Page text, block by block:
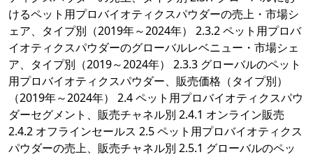
けるペット用プロバイオティクスパウダーの売上・市場シ
ェア、タイプ別（2019年～2024年） 2.3.2 ペット用プロバ
イオティクスパウダーのグローバルレベニュー・市場シェ
ア、タイプ別（2019～2024年） 2.3.3 グローバルのペット
用プロバイオティクスパウダー、販売価格（タイプ別）
（2019年～2024年） 2.4 ペット用プロバイオティクスパウ
ダーセグメント、販売チャネル別 2.4.1 オンライン販売
2.4.2 オフラインセールス 2.5 ペット用プロバイオティクス
パウダーの売上、販売チャネル別 2.5.1 グローバルのペッ